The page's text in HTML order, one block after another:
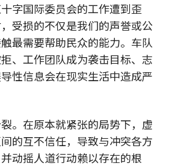
字国际委员会的工作遭到歪
受损的不仅是我们的声誉或公
最需要帮助民众的能力。车队
、工作团队成为袭击目标、志
性信息会在现实生活中造成严
。在原本就紧张的局势下，虚
的互不信任，导致与冲突各方
动摇人道行动赖以存在的根